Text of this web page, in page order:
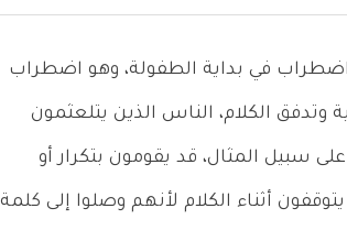
في بداية الطفولة، وهو اضطراب
الكلام، الناس الذين يتلعثمون
سبيل المثال، قد يقومون بتكرار أو
أثناء الكلام لأنهم وصلوا إلى كلمة